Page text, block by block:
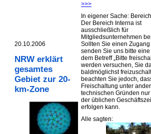
20.10.2006
NRW erklärt
gesamtes
Gebiet zur 20-
km-Zone
>>>
In eigener Sache:
Der Bereich Interna ist
ausschließlich für
Mitgliedsunternehmen
Sollten Sie einen
senden Sie uns bitte
dem Betreff „Bitte
werden versuchen, Sie
baldmöglichst
beachten Sie jedoch,
Freischaltung unter
technischen Gründen
der üblichen
erfolgen kann.
Alle sagten: